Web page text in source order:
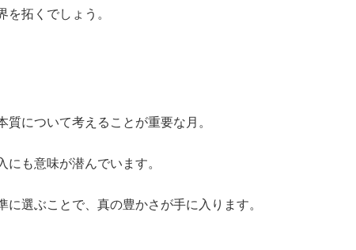
拓くでしょう。
について考えることが重要な月。
も意味が潜んでいます。
選ぶことで、真の豊かさが手に入ります。